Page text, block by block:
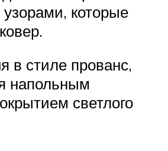
которые
в стиле прованс,
напольным
светлого